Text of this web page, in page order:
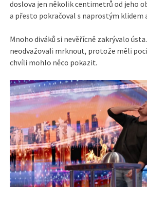
doslova jen několik centimetrů od jeho
a přesto pokračoval s naprostým klidem
Mnoho diváků si nevěřícně zakrývalo
neodvažovali mrknout, protože měli
chvíli mohlo něco pokazit.